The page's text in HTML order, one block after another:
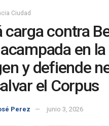
Ciudad
carga contra
en
y defiende
el Corpus
Perez junio 3, 2026